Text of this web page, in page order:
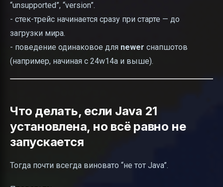
“unsupported”, “version”.
- стек-трейс начинается сразу при старте — до
загрузки мира.
- поведение одинаковое для newer снапшотов
(например, начиная с 24w14a и выше).
Что делать, если Java 21
установлена, но всё равно не
запускается
Тогда почти всегда виновато “не тот Java”.